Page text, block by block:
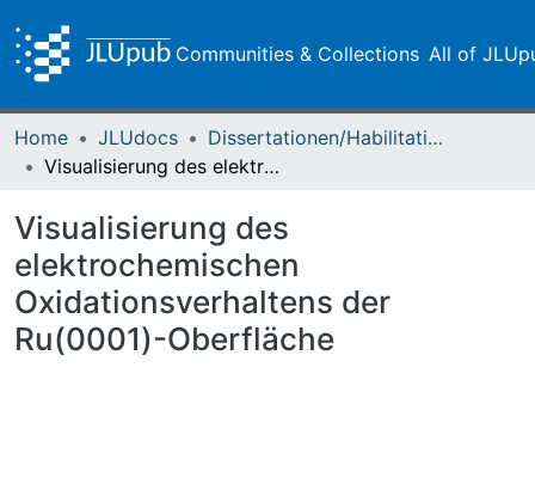
Communities & Collections All of
Home JLUdocs
Dissertationen/Habilitationen
Visualisierung des elektrochemischen Oxidationsverhaltens der Ru(0001)-Oberfläche
Visualisierung des
elektrochemischen
Oxidationsverhaltens der
Ru(0001)-Oberfläche